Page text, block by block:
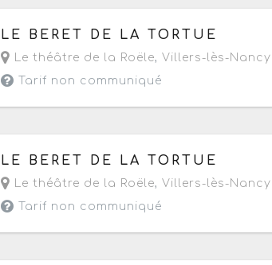
Le vendredi 22 avril 2016 de 20h45 à 22h15
LE BERET DE LA TORTUE
Le théâtre de la Roële, Villers-lès-Nancy
Tarif non communiqué
Le samedi 2 avril 2016 de 19h30 à 21h
LE BERET DE LA TORTUE
Le théâtre de la Roële, Villers-lès-Nancy
Tarif non communiqué